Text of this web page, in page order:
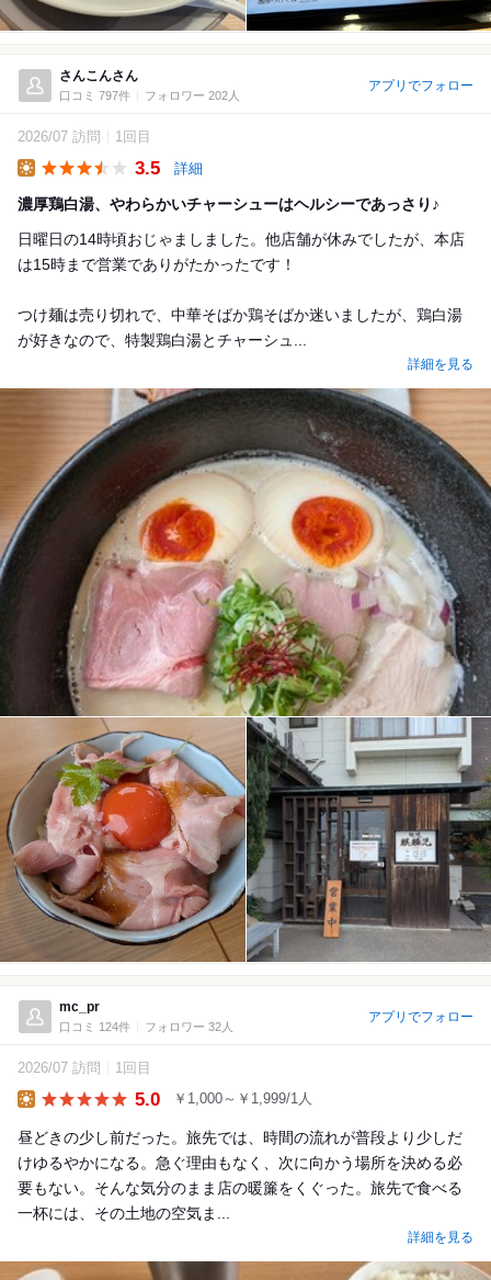
さんこんさん
口コミ 797件 フォロワー 202人
アプリでフォロー
2026/07 訪問 1回目
3.5 詳細
濃厚鶏白湯、やわらかいチャーシューはヘルシーであっさり♪
日曜日の14時頃おじゃましました。他店舗が休みでしたが、本店
は15時まで営業でありがたかったです！
つけ麺は売り切れで、中華そばか鶏そばか迷いましたが、鶏白湯
が好きなので、特製鶏白湯とチャーシュ...
詳細を見る
mc_pr
口コミ 124件 フォロワー 32人
アプリでフォロー
2026/07 訪問 1回目
5.0 ￥1,000～￥1,999/1人
昼どきの少し前だった。旅先では、時間の流れが普段より少しだ
けゆるやかになる。急ぐ理由もなく、次に向かう場所を決める必
要もない。そんな気分のまま店の暖簾をくぐった。旅先で食べる
一杯には、その土地の空気ま...
詳細を見る